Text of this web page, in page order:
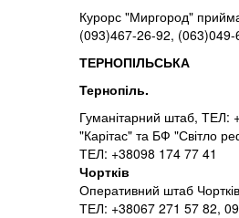
Курорс "Миргород"
(093)467-26-92,
ТЕРНОПІЛЬСЬКА
Тернопіль.
Гуманітарний штаб, ТЕЛ:
"Карітас" та БФ "Світло
ТЕЛ: +38098 174 77 41
Чортків
Оперативний штаб
ТЕЛ: +38067 271 57 82,